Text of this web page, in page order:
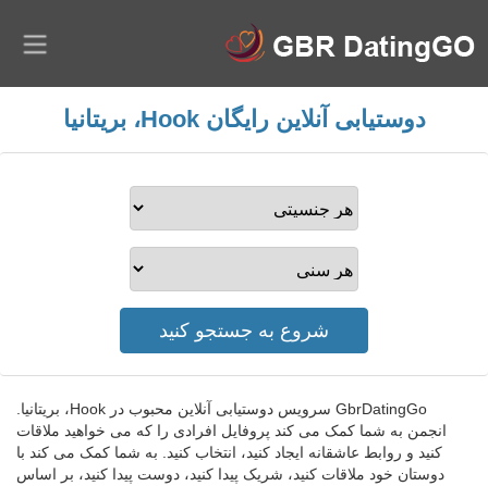
دوستیابی آنلاین رایگان Hook، بریتانیا
GbrDatingGo سرویس دوستیابی آنلاین محبوب در Hook، بریتانیا.
انجمن به شما کمک می کند پروفایل افرادی را که می خواهید ملاقات
کنید و روابط عاشقانه ایجاد کنید، انتخاب کنید. به شما کمک می کند با
دوستان خود ملاقات کنید، شریک پیدا کنید، دوست پیدا کنید، بر اساس